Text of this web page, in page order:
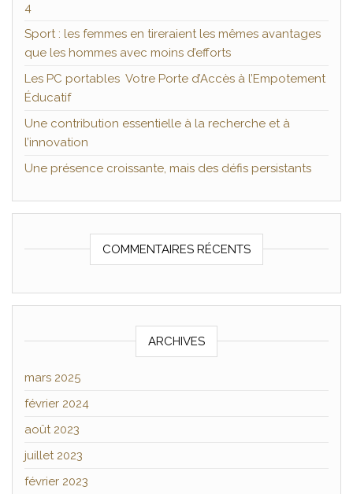
4
Sport : les femmes en tireraient les mêmes avantages
que les hommes avec moins d’efforts
Les PC portables Votre Porte d’Accès à l’Empotement
Éducatif
Une contribution essentielle à la recherche et à
l’innovation
Une présence croissante, mais des défis persistants
COMMENTAIRES RÉCENTS
ARCHIVES
mars 2025
février 2024
août 2023
juillet 2023
février 2023